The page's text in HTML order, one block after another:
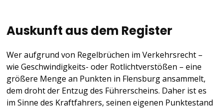
Auskunft aus dem Register
Wer aufgrund von Regelbrüchen im Verkehrsrecht –
wie Geschwindigkeits- oder Rotlichtverstößen – eine
größere Menge an Punkten in Flensburg ansammelt,
dem droht der Entzug des Führerscheins. Daher ist es
im Sinne des Kraftfahrers, seinen eigenen Punktestand